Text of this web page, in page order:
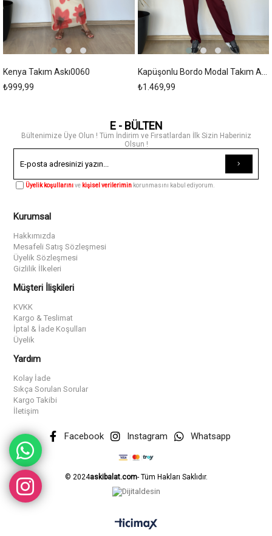
Kenya Takım Askı0060
₺999,99
₺1.469,99
E - BÜLTEN
Bültenimize Üye Olun ! Tüm İndirim ve Fırsatlardan İlk Sizin Haberiniz
Olsun !
Üyelik koşullarınıve kişisel verilerimin korunmasını kabul ediyorum.
Kurumsal
Hakkımızda
Mesafeli Satış Sözleşmesi
Üyelik Sözleşmesi
Gizlilik İlkeleri
Müşteri İlişkileri
KVKK
Kargo & Teslimat
İptal & İade Koşulları
Üyelik
Yardım
Kolay İade
Sıkça Sorulan Sorular
Kargo Takibi
İletişim
Facebook Instagram Whatsapp
© 2024askibalat.com- Tüm Hakları Saklıdır.